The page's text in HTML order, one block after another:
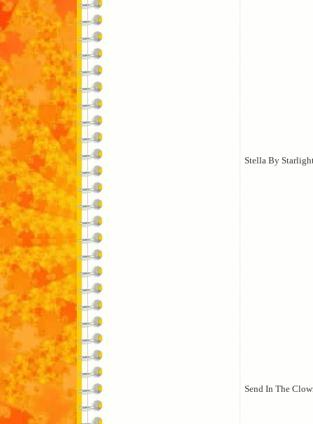
Stella By
Send In The